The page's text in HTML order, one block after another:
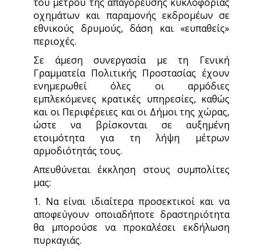
οχημάτων και παραμονής εκδρομέων σε
εθνικούς δρυμούς, δάση και «ευπαθείς»
περιοχές.
Σε άμεση συνεργασία με τη Γενική
Γραμματεία Πολιτικής Προστασίας έχουν
ενημερωθεί όλες οι αρμόδιες
εμπλεκόμενες κρατικές υπηρεσίες, καθώς
και οι Περιφέρειες και οι Δήμοι της χώρας,
ώστε να βρίσκονται σε αυξημένη
ετοιμότητα για τη λήψη μέτρων
αρμοδιότητάς τους.
Απευθύνεται έκκληση στους συμπολίτες
μας:
1. Να είναι ιδιαίτερα προσεκτικοί και να
αποφεύγουν οποιαδήποτε δραστηριότητα
θα μπορούσε να προκαλέσει εκδήλωση
πυρκαγιάς.